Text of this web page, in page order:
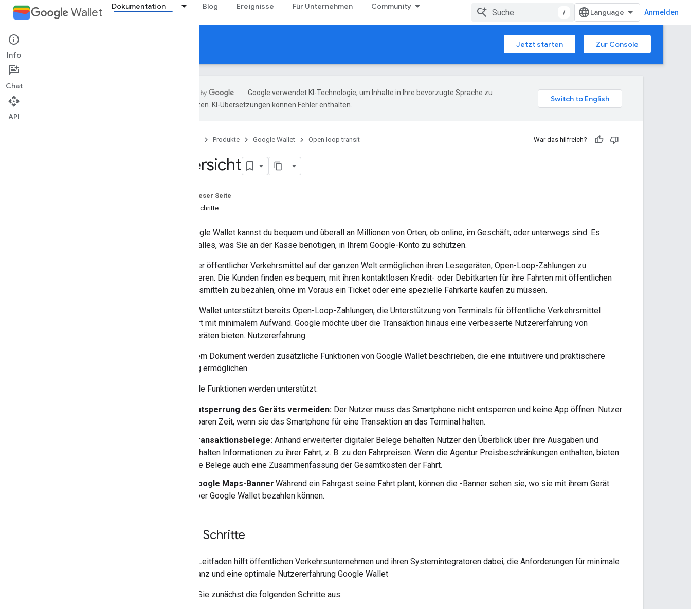
Wallet Dokumentation Blog Ereignisse Für Unternehmen Community
/ Anmelden
Open loop transit Jetzt starten Zur Console
Übersicht
Google verwendet KI-Technologie, um Inhalte in Ihre bevorzugte Sprache zu
übersetzen. KI-Übersetzungen können Fehler enthalten.
Startseite Produkte Google Wallet Open loop transit War das hilfreich?
Übersicht
Auf dieser Seite
Erste Schritte
Mit Google Wallet kannst du bequem und überall an Millionen von Orten, ob online, im Geschäft, oder unterwegs sind. Es
vereint alles, was Sie an der Kasse benötigen, in Ihrem Google-Konto zu schützen.
Betreiber öffentlicher Verkehrsmittel auf der ganzen Welt ermöglichen ihren Lesegeräten, Open-Loop-Zahlungen zu
akzeptieren. Die Kunden finden es bequem, mit ihren kontaktlosen Kredit- oder Debitkarten für ihre Fahrten mit öffentlichen
Verkehrsmitteln zu bezahlen, ohne im Voraus ein Ticket oder eine spezielle Fahrkarte kaufen zu müssen.
Google Wallet unterstützt bereits Open-Loop-Zahlungen; die Unterstützung von Terminals für öffentliche Verkehrsmittel
erfordert mit minimalem Aufwand. Google möchte über die Transaktion hinaus eine verbesserte Nutzererfahrung von
Mobilgeräten bieten. Nutzererfahrung.
In diesem Dokument werden zusätzliche Funktionen von Google Wallet beschrieben, die eine intuitivere und praktischere
Nutzung ermöglichen.
Folgende Funktionen werden unterstützt:
Entsperrung des Geräts vermeiden: Der Nutzer muss das Smartphone nicht entsperren und keine App öffnen. Nutzer
sparen Zeit, wenn sie das Smartphone für eine Transaktion an das Terminal halten.
Transaktionsbelege: Anhand erweiterter digitaler Belege behalten Nutzer den Überblick über ihre Ausgaben und
erhalten Informationen zu ihrer Fahrt, z. B. zu den Fahrpreisen. Wenn die Agentur Preisbeschränkungen enthalten, bieten
die Belege auch eine Zusammenfassung der Gesamtkosten der Fahrt.
Google Maps-Banner:Während ein Fahrgast seine Fahrt plant, können die -Banner sehen sie, wo sie mit ihrem Gerät
über Google Wallet bezahlen können.
Erste Schritte
Dieser Leitfaden hilft öffentlichen Verkehrsunternehmen und ihren Systemintegratoren dabei, die Anforderungen für minimale
Akzeptanz und eine optimale Nutzererfahrung Google Wallet
Führen Sie zunächst die folgenden Schritte aus:
Info
Chat
API